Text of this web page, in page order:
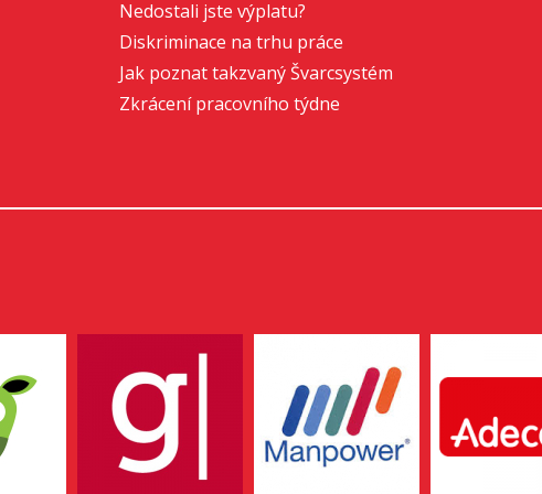
Nedostali jste výplatu?
Diskriminace na trhu práce
Jak poznat takzvaný Švarcsystém
Zkrácení pracovního týdne